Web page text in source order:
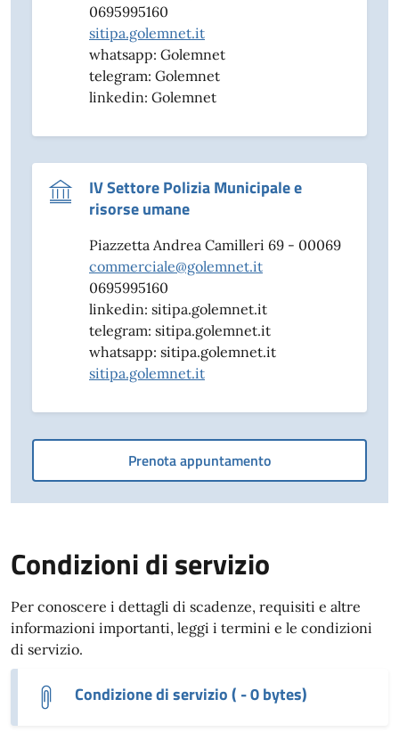
0695995160
sitipa.golemnet.it
whatsapp: Golemnet
telegram: Golemnet
linkedin: Golemnet
IV Settore Polizia Municipale e
risorse umane
Piazzetta Andrea Camilleri 69 - 00069
commerciale@golemnet.it
0695995160
linkedin: sitipa.golemnet.it
telegram: sitipa.golemnet.it
whatsapp: sitipa.golemnet.it
sitipa.golemnet.it
Prenota appuntamento
Condizioni di servizio
Per conoscere i dettagli di scadenze, requisiti e altre
informazioni importanti, leggi i termini e le condizioni
di servizio.
Condizione di servizio ( - 0 bytes)